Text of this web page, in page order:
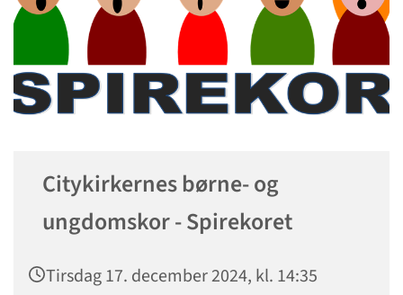
Citykirkernes børne- og
ungdomskor - Spirekoret
Tirsdag 17. december 2024, kl. 14:35